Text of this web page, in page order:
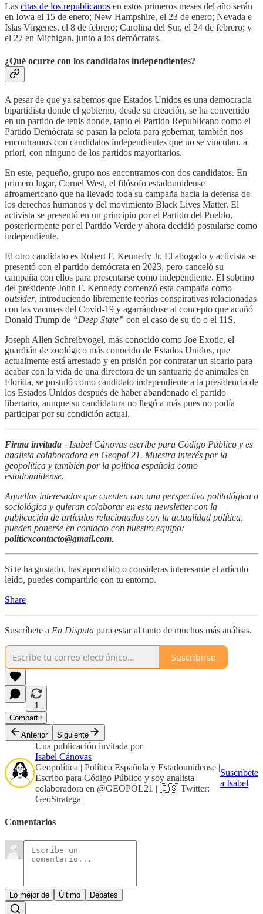
Las citas de los republicanos en estos primeros meses del año serán
en Iowa el 15 de enero; New Hampshire, el 23 de enero; Nevada e
Islas Vírgenes, el 8 de febrero; Carolina del Sur, el 24 de febrero; y
el 27 en Michigan, junto a los demócratas.
¿Qué ocurre con los candidatos independientes?
A pesar de que ya sabemos que Estados Unidos es una democracia
bipartidista donde el gobierno, desde su creación, se ha convertido
en un partido de tenis donde, tanto el Partido Republicano como el
Partido Demócrata se pasan la pelota para gobernar, también nos
encontramos con candidatos independientes que no se vinculan, a
priori, con ninguno de los partidos mayoritarios.
En este, pequeño, grupo nos encontramos con dos candidatos. En
primero lugar, Cornel West, el filósofo estadounidense
afroamericano que ha llevado toda su campaña hacia la defensa de
los derechos humanos y del movimiento Black Lives Matter. El
activista se presentó en un principio por el Partido del Pueblo,
posteriormente por el Partido Verde y ahora decidió postularse como
independiente.
El otro candidato es Robert F. Kennedy Jr. El abogado y activista se
presentó con el partido demócrata en 2023, pero canceló su
campaña con ellos para presentarse como independiente. El sobrino
del presidente John F. Kennedy comenzó esta campaña como
outsider, introduciendo libremente teorías conspirativas relacionadas
con las vacunas del Covid-19 y agarrándose al concepto que acuñó
Donald Trump de “Deep State” con el caso de su tío o el 11S.
Joseph Allen Schreibvogel, más conocido como Joe Exotic, el
guardián de zoológico más conocido de Estados Unidos, que
actualmente está arrestado y en prisión por contratar un sicario para
acabar con la vida de una directora de un santuario de animales en
Florida, se postuló como candidato independiente a la presidencia de
los Estados Unidos después de haber abandonado el partido
libertario, aunque su candidatura no llegó a más pues no podía
participar por su condición actual.
Firma invitada - Isabel Cánovas escribe para Código Público y es
analista colaboradora en Geopol 21. Muestra interés por la
geopolítica y también por la política española como
estadounidense.
Aquellos interesados que cuenten con una perspectiva politológica o
sociológica y quieran colaborar en esta newsletter con la
publicación de artículos relacionados con la actualidad política,
pueden ponerse en contacto con nuestro equipo:
politicxcontacto@gmail.com.
Si te ha gustado, has aprendido o consideras interesante el artículo
leído, puedes compartirlo con tu entorno.
Share
Suscríbete a En Disputa para estar al tanto de muchos más análisis.
Suscribirse
1
Compartir
Anterior
Siguiente
Una publicación invitada por
Isabel Cánovas
Geopolítica | Política Española y Estadounidense |
Escribo para Código Público y soy analista
colaboradora en @GEOPOL21 | 🇪🇸 Twitter:
GeoStratega
Suscríbete
a Isabel
Comentarios
Lo mejor de Último Debates